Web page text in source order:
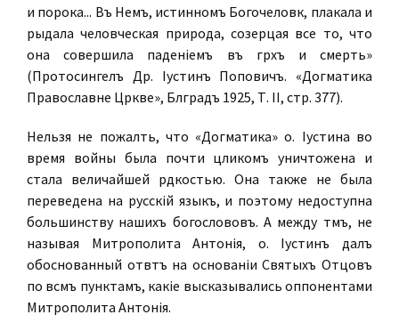
и порока... Въ Немъ, истинномъ Богочеловѣкѣ, плакала и
рыдала человѣческая природа, созерцая все то, что
она совершила паденіемъ въ грѣхъ и смерть»
(Протосингелъ Др. Іустинъ Поповичъ. «Догматика
Православне Цркве», Бѣлградъ 1925, Т. II, стр. 377).
Нельзя не пожалѣть, что «Догматика» о. Іустина во
время войны была почти цѣликомъ уничтожена и
стала величайшей рѣдкостью. Она также не была
переведена на русскій языкъ, и поэтому недоступна
большинству нашихъ богослововъ. А между тѣмъ, не
называя Митрополита Антонія, о. Іустинъ далъ
обоснованный отвѣтъ на основаніи Святыхъ Отцовъ
по всѣмъ пунктамъ, какіе высказывались оппонентами
Митрополита Антонія.